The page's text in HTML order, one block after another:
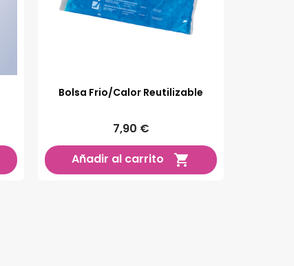
Bolsa Frio/Calor Reutilizable
7,90 €
Añadir al carrito
